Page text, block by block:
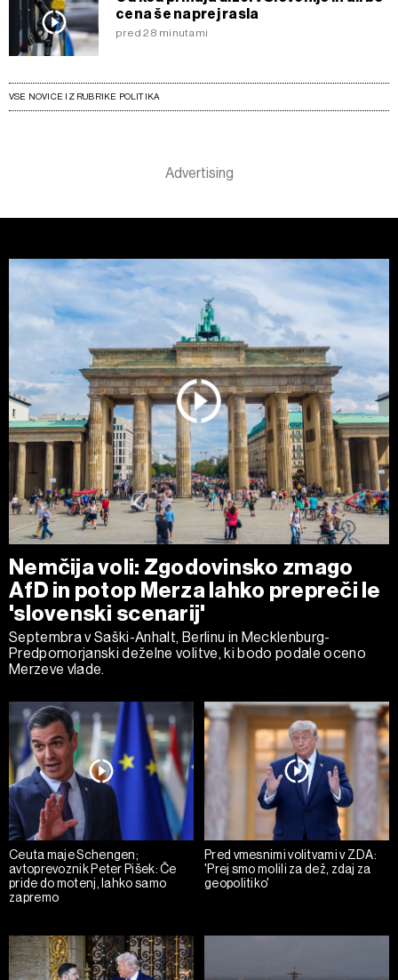
cena še naprej rasla
pred 28 minutami
VSE NOVICE IZ RUBRIKE POLITIKA
Nemčija voli: Zgodovinsko zmago
AfD in potop Merza lahko prepreči le
'slovenski scenarij'
Septembra v Saški-Anhalt, Berlinu in Mecklenburg-
Predpomorjanski deželne volitve, ki bodo podale oceno
Merzeve vlade.
Ceuta maje Schengen;
avtoprevoznik Peter Pišek: Če
pride do motenj, lahko samo
zapremo
Pred vmesnimi volitvami v ZDA:
'Prej smo molili za dež, zdaj za
geopolitiko'